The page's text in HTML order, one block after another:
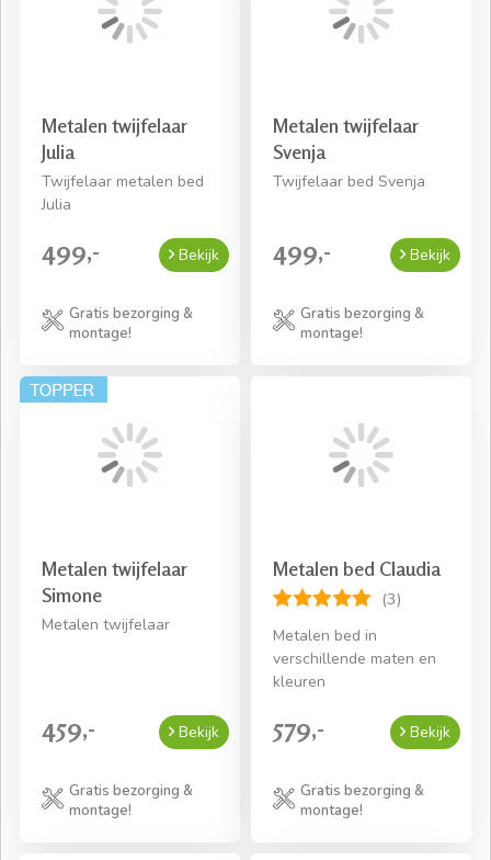
Metalen twijfelaar
Julia
Twijfelaar metalen bed
Julia
499,- Bekijk
Gratis bezorging &
montage!
Metalen twijfelaar
Svenja
Twijfelaar bed Svenja
499,- Bekijk
Gratis bezorging &
montage!
Metalen twijfelaar
Simone
Metalen twijfelaar
459,- Bekijk
Gratis bezorging &
montage!
Metalen bed Claudia
(3)
Metalen bed in
verschillende maten en
kleuren
579,- Bekijk
Gratis bezorging &
montage!